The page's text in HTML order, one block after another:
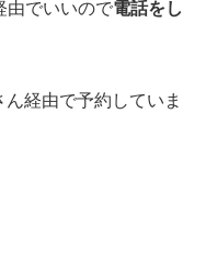
由でいいので電話をし
経由で予約していま